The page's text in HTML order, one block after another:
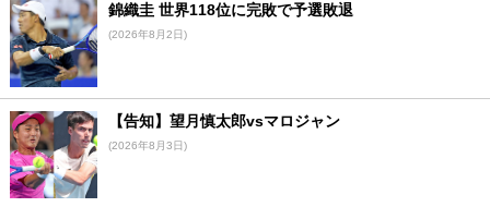
錦織圭 世界118位に完敗で予選敗退
(2026年8月2日)
【告知】望月慎太郎vsマロジャン
(2026年8月3日)